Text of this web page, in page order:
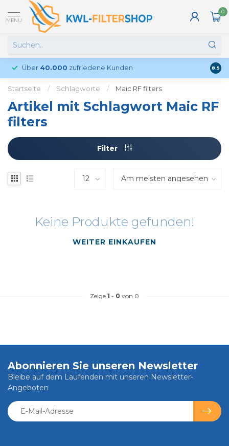
MENU
0
Über 40.000 zufriedene Kunden 8.5
Startseite / Schlagworte / Maic RF filters
Artikel mit Schlagwort Maic RF
filters
Filter
Keine Produkte gefunden!
WEITER EINKAUFEN
Zeige 1 - 0 von 0
Abonnieren Sie unseren Newsletter
Bleibe auf dem Laufenden mit unseren Newsletter-
Angeboten